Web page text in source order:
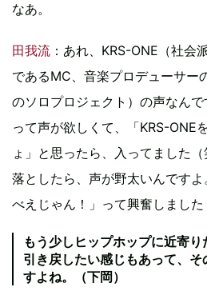
なあ。
田我流 ：あれ、KRS-ONE（社会
であるMC、音楽プロデューサー
のソロプロジェクト）の声なんで
って声が欲しくて、「KRS-ONE
ょ」と思ったら、入ってました
落としたら、声が野太いんです
べえじゃん！」って興奮しました
もう少しヒップホップに近寄
引き戻したい感じもあって、
すよね。（下岡）